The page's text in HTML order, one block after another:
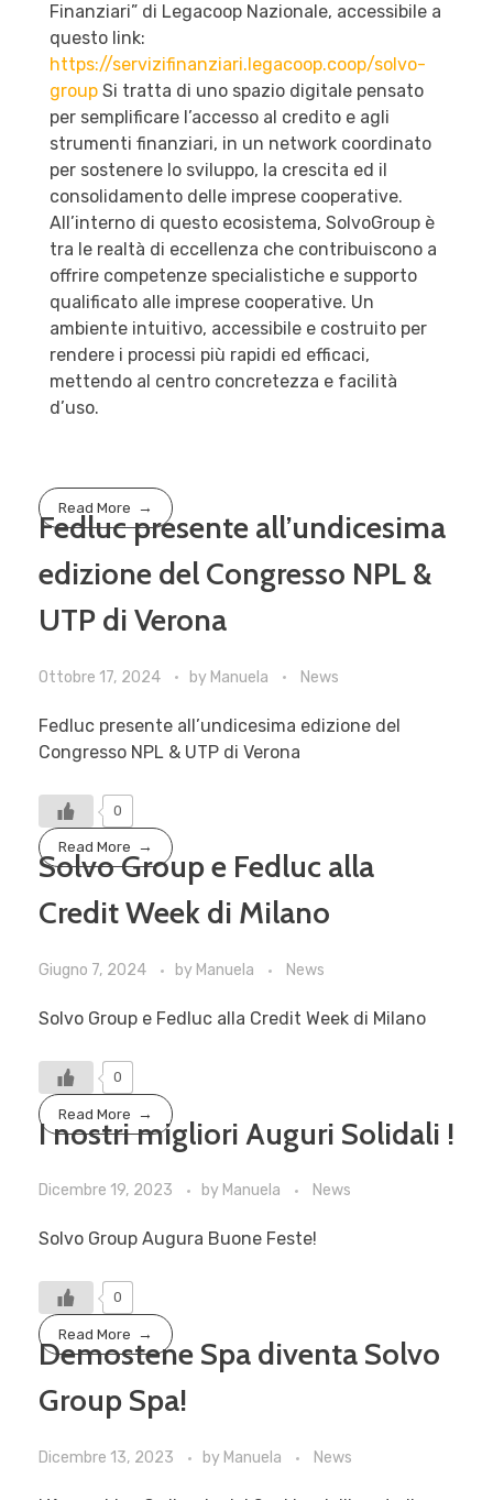
Finanziari” di Legacoop Nazionale, accessibile a
questo link:
https://servizifinanziari.legacoop.coop/solvo-
group Si tratta di uno spazio digitale pensato
per semplificare l’accesso al credito e agli
strumenti finanziari, in un network coordinato
per sostenere lo sviluppo, la crescita ed il
consolidamento delle imprese cooperative.
All’interno di questo ecosistema, SolvoGroup è
tra le realtà di eccellenza che contribuiscono a
offrire competenze specialistiche e supporto
qualificato alle imprese cooperative. Un
ambiente intuitivo, accessibile e costruito per
rendere i processi più rapidi ed efficaci,
mettendo al centro concretezza e facilità
d’uso.
Read More
Fedluc presente all’undicesima
edizione del Congresso NPL &
UTP di Verona
Ottobre 17, 2024 by Manuela News
Fedluc presente all’undicesima edizione del
Congresso NPL & UTP di Verona
0
Read More
Solvo Group e Fedluc alla
Credit Week di Milano
Giugno 7, 2024 by Manuela News
Solvo Group e Fedluc alla Credit Week di Milano
0
Read More
I nostri migliori Auguri Solidali !
Dicembre 19, 2023 by Manuela News
Solvo Group Augura Buone Feste!
0
Read More
Demostene Spa diventa Solvo
Group Spa!
Dicembre 13, 2023 by Manuela News